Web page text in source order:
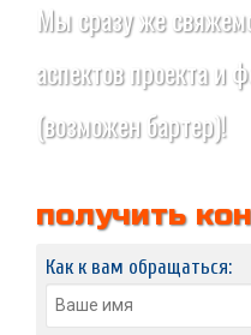
Мы сразу же
аспектов проекта и
(возможен бартер)!
получить
Как к вам обращаться: